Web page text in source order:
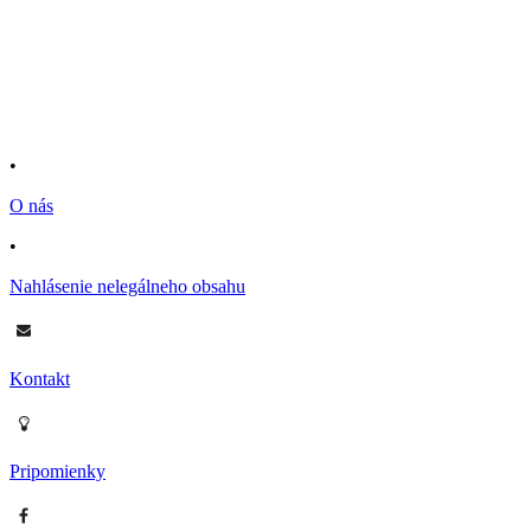
•
O nás
•
Nahlásenie nelegálneho obsahu
Kontakt
Pripomienky